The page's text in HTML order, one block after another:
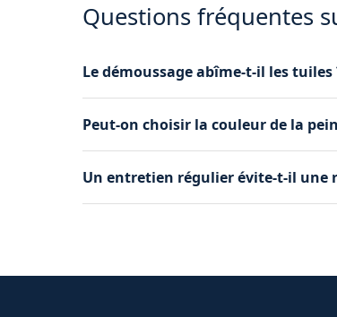
Questions fréquentes
Le démoussage abîme-t-il les tuiles
Peut-on choisir la couleur de la
l'environnement local.
Un entretien régulier évite-t-il une